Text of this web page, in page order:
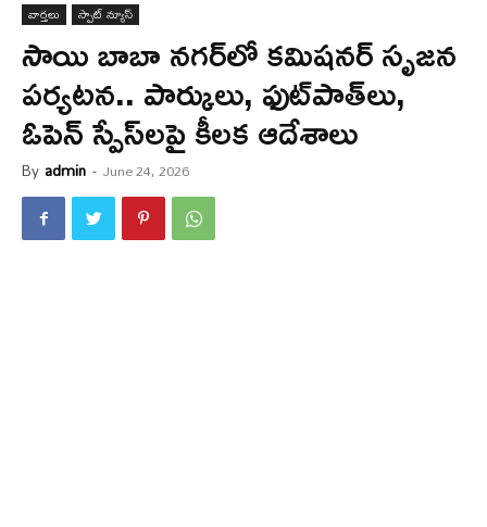
వార్త‌లు స్పాట్ న్యూస్
సాయి బాబా నగర్‌లో కమిషనర్ సృజ‌న‌
పర్యటన.. పార్కులు, ఫుట్‌పాత్‌లు,
ఓపెన్ స్పేస్‌లపై కీలక ఆదేశాలు
By admin - June 24, 2026